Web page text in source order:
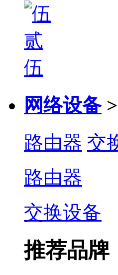
网络设备 >
路由器 交
路由器
交换设备
推荐品牌